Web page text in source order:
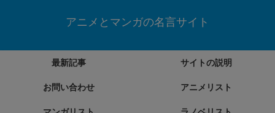
アニメとマンガの名言サイト
最新記事 サイトの説明
お問い合わせ アニメリスト